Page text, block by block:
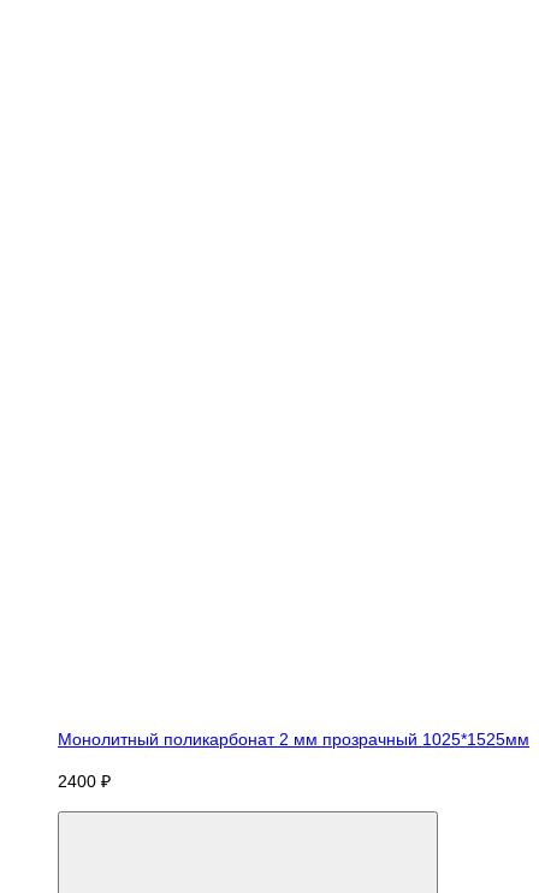
Монолитный поликарбонат 2 мм прозрачный 1025*1525мм
2400 ₽